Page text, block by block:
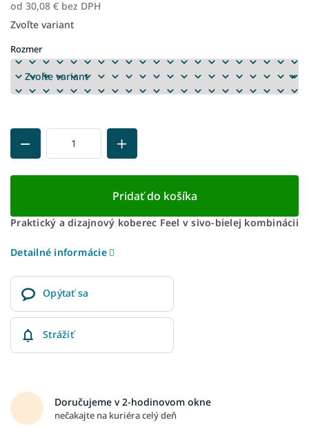
od 30,08 € bez DPH
Jednotková
Zvoľte variant
Rozmer
Pridať do košíka
Praktický a dizajnový koberec Feel v sivo-bielej kombinácii
Detailné informácie
Opýtať sa
Strážiť
Doručujeme v 2-hodinovom okne
nečakajte na kuriéra celý deň